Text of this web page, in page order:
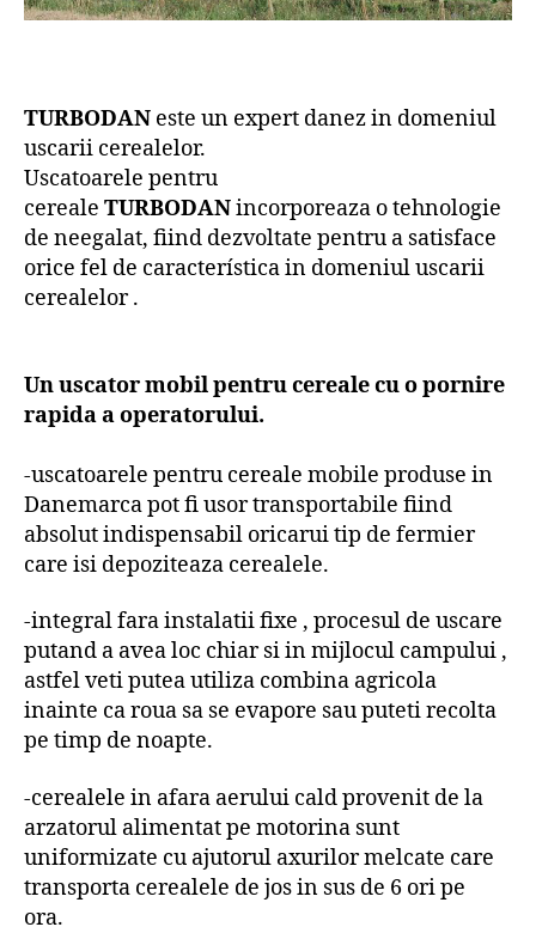
TURBODAN este un expert danez in domeniul
uscarii cerealelor.
Uscatoarele pentru
cereale TURBODANincorporeaza o tehnologie
de neegalat, fiind dezvoltate pentru a satisface
orice fel de característica in domeniul uscarii
cerealelor .
Un uscator mobil pentru cereale cu o pornire
rapida a operatorului.
-uscatoarele pentru cereale mobile produse in
Danemarca pot fi usor transportabile fiind
absolut indispensabil oricarui tip de fermier
care isi depoziteaza cerealele.
-integral fara instalatii fixe , procesul de uscare
putand a avea loc chiar si in mijlocul campului ,
astfel veti putea utiliza combina agricola
inainte ca roua sa se evapore sau puteti recolta
pe timp de noapte.
-cerealele in afara aerului cald provenit de la
arzatorul alimentat pe motorina sunt
uniformizate cu ajutorul axurilor melcate care
transporta cerealele de jos in sus de 6 ori pe
ora.